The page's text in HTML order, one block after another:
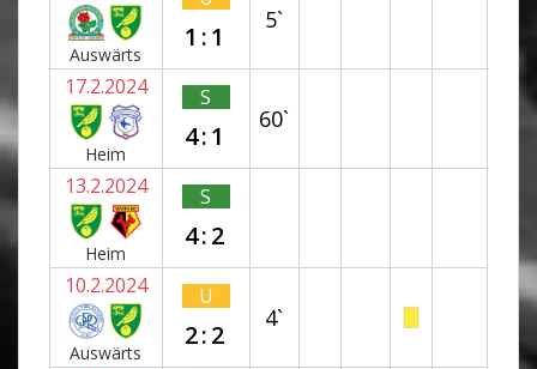
Auswärts
1:1
5`
17.2.2024
Heim
S
4:1
60`
13.2.2024
Heim
S
4:2
10.2.2024
Auswärts
U
2:2
4`